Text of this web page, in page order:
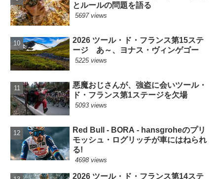
とルールの問題を語る
5697 views
2026 ツール・ド・フランス第15ステ
ージ あ～、ヨナス・ヴィンゲゴー
5225 views
悪魔おじさんが、強盗に会いツール・
ド・フランス第1ステージを欠場
5093 views
Red Bull - BORA - hansgroheのプリ
モッシュ・ログリッチが車にはねられ
る!
4698 views
2026 ツール・ド・フランス第14ステ